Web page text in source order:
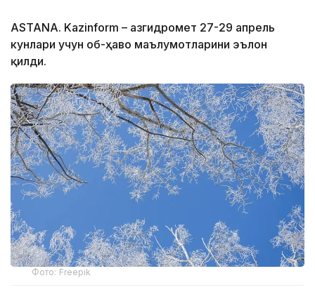
ASTANA. Kazinform – Қазгидромет 27-29 апрель
кунлари учун об-ҳаво маълумотларини эълон
қилди.
Фото: Freepik